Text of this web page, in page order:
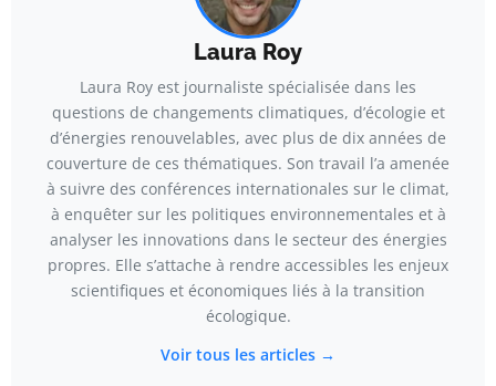
Laura Roy
Laura Roy est journaliste spécialisée dans les
questions de changements climatiques, d’écologie et
d’énergies renouvelables, avec plus de dix années de
couverture de ces thématiques. Son travail l’a amenée
à suivre des conférences internationales sur le climat,
à enquêter sur les politiques environnementales et à
analyser les innovations dans le secteur des énergies
propres. Elle s’attache à rendre accessibles les enjeux
scientifiques et économiques liés à la transition
écologique.
Voir tous les articles →